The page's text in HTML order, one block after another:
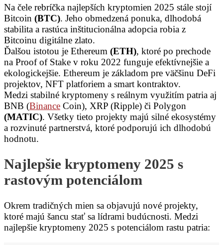
Na čele rebríčka najlepších kryptomien 2025 stále stojí
Bitcoin (BTC). Jeho obmedzená ponuka, dlhodobá
stabilita a rastúca inštitucionálna adopcia robia z
Bitcoinu digitálne zlato.
Ďalšou istotou je Ethereum (ETH), ktoré po prechode
na Proof of Stake v roku 2022 funguje efektívnejšie a
ekologickejšie. Ethereum je základom pre väčšinu DeFi
projektov, NFT platforiem a smart kontraktov.
Medzi stabilné kryptomeny s reálnym využitím patria aj
BNB (Binance Coin), XRP (Ripple) či Polygon
(MATIC). Všetky tieto projekty majú silné ekosystémy
a rozvinuté partnerstvá, ktoré podporujú ich dlhodobú
hodnotu.
Najlepšie kryptomeny 2025 s
rastovým potenciálom
Okrem tradičných mien sa objavujú nové projekty,
ktoré majú šancu stať sa lídrami budúcnosti. Medzi
najlepšie kryptomeny 2025 s potenciálom rastu patria: